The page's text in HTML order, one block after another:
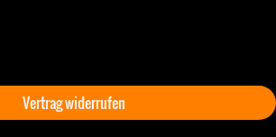
Vertrag widerrufen